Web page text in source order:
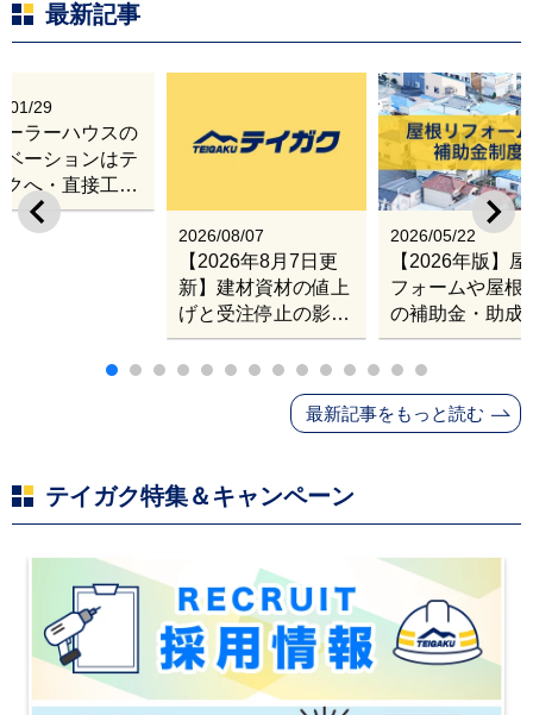
最新記事
2026/08/07
【2026年8月7日更
新】建材資材の値上
げと受注停止の影響
｜塗料・屋根材・シ
ンナー・断熱材・ル
ーフィングの値上げ
と材料入手困難・出
2026/05/22
【2026年版】
フォームや屋根
の補助金・助成
業
01/29
ーラーハウスの
ベーションはテ
クへ・直接工事
張改修サービス
最新記事をもっと読む
テイガク特集＆キャンペーン